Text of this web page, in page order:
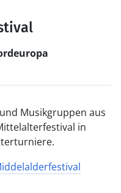
Musikgruppen aus
in